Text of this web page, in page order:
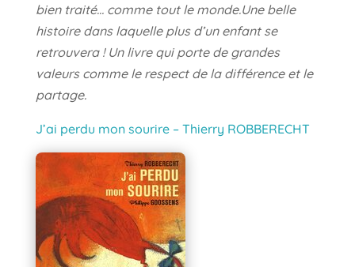
bien traité… comme tout le monde.Une belle
histoire dans laquelle plus d’un enfant se
retrouvera ! Un livre qui porte de grandes
valeurs comme le respect de la différence et le
partage.
J’ai perdu mon sourire – Thierry ROBBERECHT